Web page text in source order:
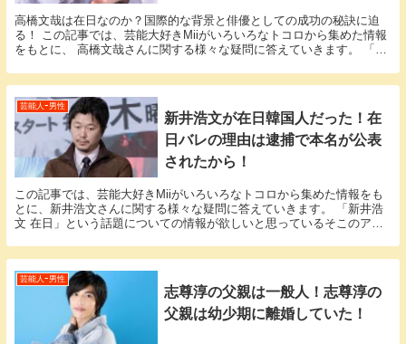
高橋文哉は在日なのか？国際的な背景と俳優としての成功の秘訣に迫
る！ この記事では、芸能大好きMiiがいろいろなトコロから集めた情報
をもとに、 高橋文哉さんに関する様々な疑問に答えていきます。 「高
芸能人ｰ男性
新井浩文が在日韓国人だった！在
日バレの理由は逮捕で本名が公表
されたから！
この記事では、芸能大好きMiiがいろいろなトコロから集めた情報をも
とに、新井浩文さんに関する様々な疑問に答えていきます。 「新井浩
文 在日」という話題についての情報が欲しいと思っているそこのアナ
芸能人ｰ男性
志尊淳の父親は一般人！志尊淳の
父親は幼少期に離婚していた！